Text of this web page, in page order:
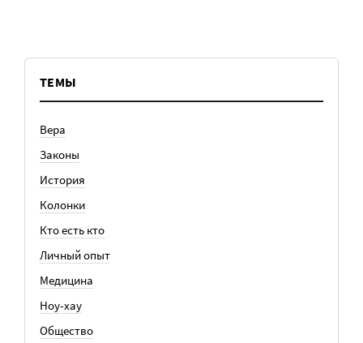
ТЕМЫ
Вера
Законы
История
Колонки
Кто есть кто
Личный опыт
Медицина
Ноу-хау
Общество